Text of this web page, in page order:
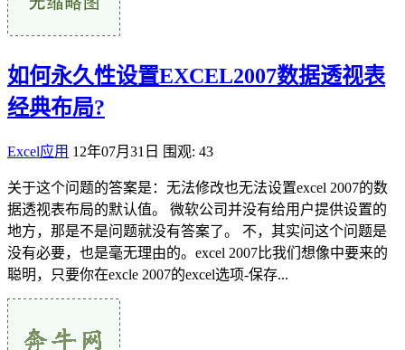
如何永久性设置EXCEL2007数据透视表
经典布局?
Excel应用 12年07月31日 围观: 43
关于这个问题的答案是：无法修改也无法设置excel 2007的数
据透视表布局的默认值。 微软公司并没有给用户提供设置的
地方，那是不是问题就没有答案了。 不，其实问这个问题是
没有必要，也是毫无理由的。excel 2007比我们想像中要来的
聪明，只要你在excle 2007的excel选项-保存...